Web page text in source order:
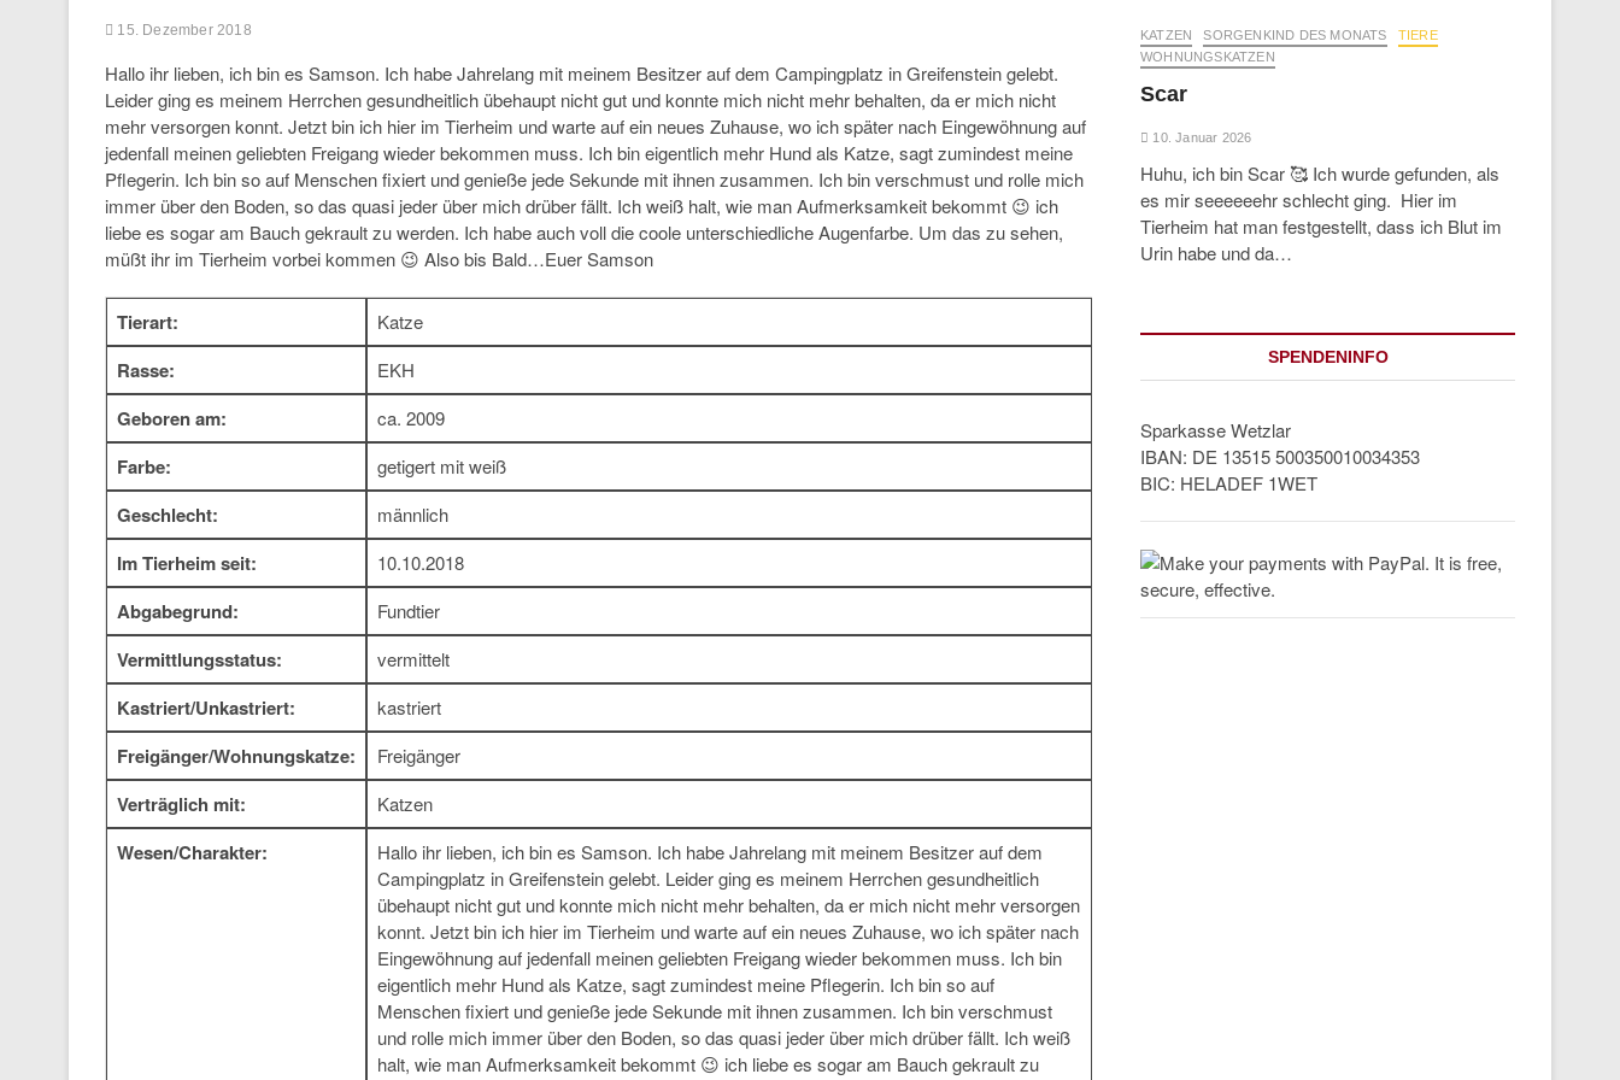
15. Dezember 2018
Hallo ihr lieben, ich bin es Samson. Ich habe Jahrelang mit meinem Besitzer auf dem Campingplatz in Greifenstein gelebt.
Leider ging es meinem Herrchen gesundheitlich übehaupt nicht gut und konnte mich nicht mehr behalten, da er mich nicht
mehr versorgen konnt. Jetzt bin ich hier im Tierheim und warte auf ein neues Zuhause, wo ich später nach Eingewöhnung auf
jedenfall meinen geliebten Freigang wieder bekommen muss. Ich bin eigentlich mehr Hund als Katze, sagt zumindest meine
Pflegerin. Ich bin so auf Menschen fixiert und genieße jede Sekunde mit ihnen zusammen. Ich bin verschmust und rolle mich
immer über den Boden, so das quasi jeder über mich drüber fällt. Ich weiß halt, wie man Aufmerksamkeit bekommt 😉 ich
liebe es sogar am Bauch gekrault zu werden. Ich habe auch voll die coole unterschiedliche Augenfarbe. Um das zu sehen,
müßt ihr im Tierheim vorbei kommen 😉 Also bis Bald…Euer Samson
Tierart: Katze
Rasse: EKH
Geboren am: ca. 2009
Farbe: getigert mit weiß
Geschlecht: männlich
Im Tierheim seit: 10.10.2018
Abgabegrund: Fundtier
Vermittlungsstatus: vermittelt
Kastriert/Unkastriert: kastriert
Freigänger/Wohnungskatze: Freigänger
Verträglich mit: Katzen
Wesen/Charakter:
Hallo ihr lieben, ich bin es Samson. Ich habe Jahrelang mit meinem Besitzer auf dem
Campingplatz in Greifenstein gelebt. Leider ging es meinem Herrchen gesundheitlich
übehaupt nicht gut und konnte mich nicht mehr behalten, da er mich nicht mehr versorgen
konnt. Jetzt bin ich hier im Tierheim und warte auf ein neues Zuhause, wo ich später nach
Eingewöhnung auf jedenfall meinen geliebten Freigang wieder bekommen muss. Ich bin
eigentlich mehr Hund als Katze, sagt zumindest meine Pflegerin. Ich bin so auf
Menschen fixiert und genieße jede Sekunde mit ihnen zusammen. Ich bin verschmust
und rolle mich immer über den Boden, so das quasi jeder über mich drüber fällt. Ich weiß
halt, wie man Aufmerksamkeit bekommt 😉 ich liebe es sogar am Bauch gekrault zu
KATZEN SORGENKIND DES MONATS
TIERE
WOHNUNGSKATZEN
Scar
10. Januar 2026
Huhu, ich bin Scar 🥰 Ich wurde gefunden, als
es mir seeeeeehr schlecht ging. Hier im
Tierheim hat man festgestellt, dass ich Blut im
Urin habe und da…
SPENDENINFO
Sparkasse Wetzlar
IBAN: DE 13515 500350010034353
BIC: HELADEF 1WET